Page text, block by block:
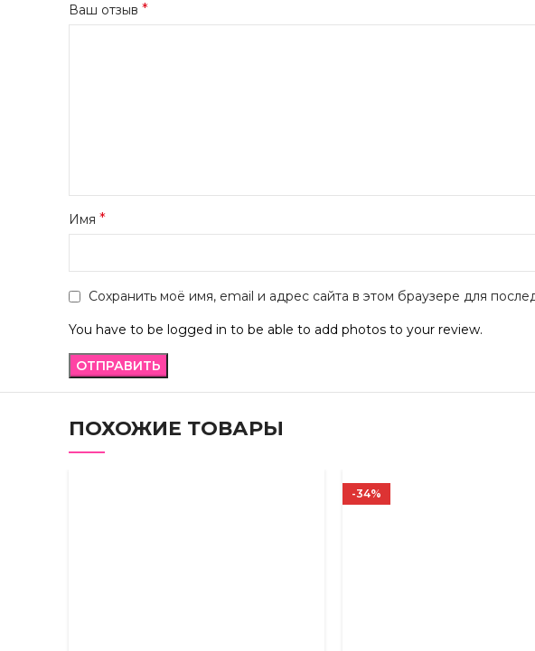
Ваш отзыв *
Имя *
Сохранить моё имя, email и адрес сайта в этом браузере для
You have to be logged in to be able to add photos to your review.
ПОХОЖИЕ ТОВАРЫ
-34%